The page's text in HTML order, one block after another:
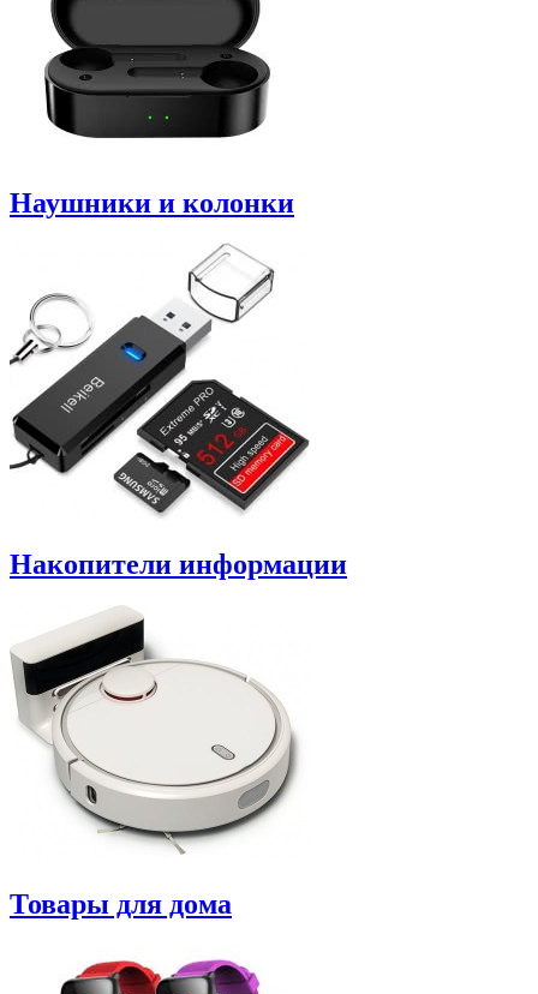
Наушники и колонки
Накопители информации
Товары для дома